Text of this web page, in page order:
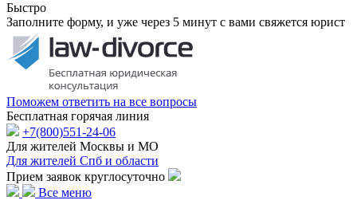
Быстро
Заполните форму, и уже через 5 минут с вами свяжется юрист
Поможем ответить на все вопросы
Бесплатная горячая линия
+7(800)551-24-06
Для жителей Москвы и МО
Для жителей Спб и области
Прием заявок круглосуточно
Все меню